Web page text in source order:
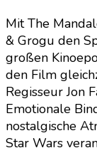
Mit The
& Grogu den
großen
den Film
Regisseur Jon
Emotionale
nostalgische
Star Wars